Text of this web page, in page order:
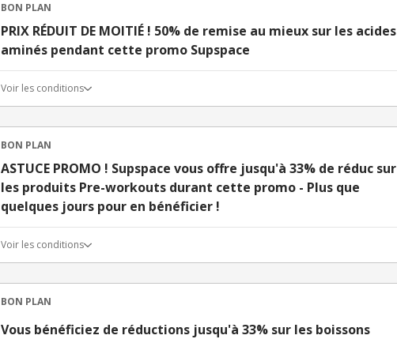
BON PLAN
PRIX RÉDUIT DE MOITIÉ ! 50% de remise au mieux sur les acides
aminés pendant cette promo Supspace
Voir les conditions
BON PLAN
ASTUCE PROMO ! Supspace vous offre jusqu'à 33% de réduc sur
les produits Pre-workouts durant cette promo - Plus que
quelques jours pour en bénéficier !
Voir les conditions
BON PLAN
Vous bénéficiez de réductions jusqu'à 33% sur les boissons